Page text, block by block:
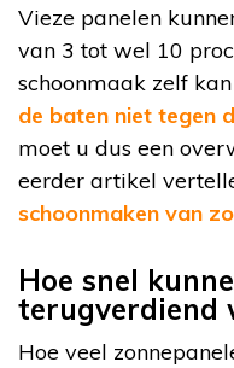
Vieze panelen
van 3 tot wel 10
schoonmaak zelf
de baten niet tegen
moet u dus een
eerder artikel
schoonmaken van
Hoe snel
terugverdiend
Hoe veel